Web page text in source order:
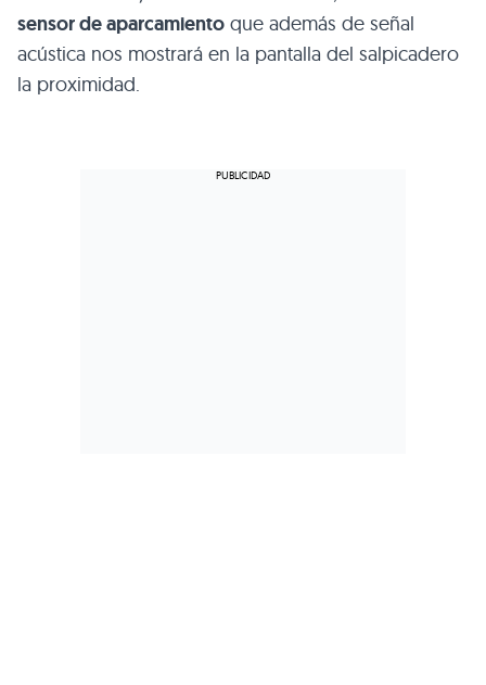
sensor de aparcamiento que además de señal
acústica nos mostrará en la pantalla del salpicadero
la proximidad.